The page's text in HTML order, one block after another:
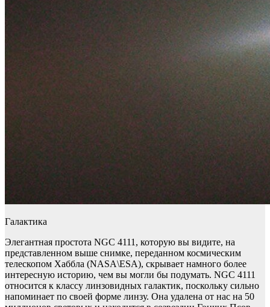
Галактика
Элегантная простота NGC 4111, которую вы видите, на
представленном выше снимке, переданном космическим
телескопом Хаббла (NASA\ESA), скрывает намного более
интересную историю, чем вы могли бы подумать. NGC 4111
относится к классу линзовидных галактик, поскольку сильно
напоминает по своей форме линзу. Она удалена от нас на 50